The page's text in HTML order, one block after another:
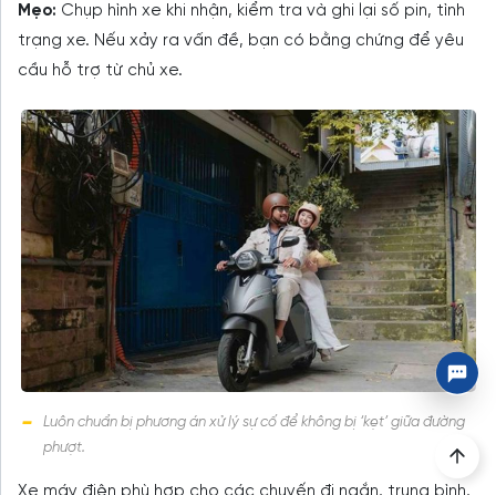
Mẹo: Chụp hình xe khi nhận, kiểm tra và ghi lại số pin, tình
trạng xe. Nếu xảy ra vấn đề, bạn có bằng chứng để yêu
cầu hỗ trợ từ chủ xe.
Luôn chuẩn bị phương án xử lý sự cố để không bị ‘kẹt’ giữa đường
phượt.
Xe máy điện phù hợp cho các chuyến đi ngắn, trung bình,